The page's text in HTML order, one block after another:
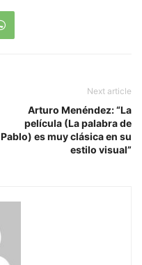
Next article
Arturo Menéndez: “La
película (La palabra de
Pablo) es muy clásica en su
estilo visual”